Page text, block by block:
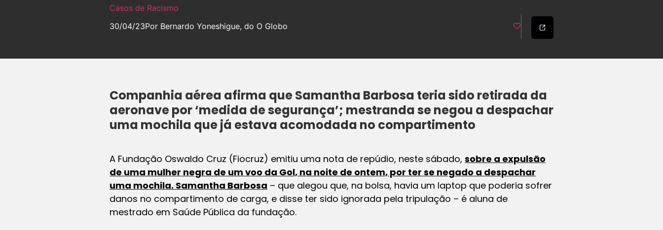
Casos de Racismo
30/04/23Por Bernardo Yoneshigue, do O Globo
Companhia aérea afirma que Samantha Barbosa teria sido retirada da
aeronave por ‘medida de segurança’; mestranda se negou a despachar
uma mochila que já estava acomodada no compartimento
A Fundação Oswaldo Cruz (Fiocruz) emitiu uma nota de repúdio, neste sábado, sobre a expulsão
de uma mulher negra de um voo da Gol, na noite de ontem, por ter se negado a despachar
uma mochila. Samantha Barbosa – que alegou que, na bolsa, havia um laptop que poderia sofrer
danos no compartimento de carga, e disse ter sido ignorada pela tripulação – é aluna de
mestrado em Saúde Pública da fundação.